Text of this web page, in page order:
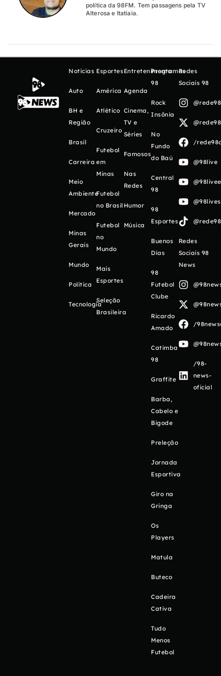
política da 98FM. Tem passagens pela TV
Alterosa e Itatiaia.
Notícias
Auto
BH e
Região
Brasil
Carreira
Meio
Ambiente
Mercado
Minas
Gerais
Mundo
Política
Tecnologia
Esportes
América
Atlético
Cruzeiro
Futebol
em
Minas
Futebol
no Brasil
Futebol
no
Mundo
Mais
Esportes
Seleção
Brasileira
Entretenimento
Agenda
Cinema,
TV e
Séries
Famosos
Nas
Redes
Humor
Música
Programas
98
Rock
Insônia
No
Fundo
do Baú
Central
98
98
Esportes
Buenos
Días
98
Futebol
Clube
Ricardo
Amado
Catimba
98
Graffite
Barba,
Cabelo e
Bigode
Preleção
Jornada
Esportiva
Giro na
Gringa
Os
Players
Matula
Buteco
Cadeira
Cativa
Tudo
Menos
Futebol
Redes
Sociais 98
/
@98live
Redes
Sociais 98
News
/
/98-
news-
oficial